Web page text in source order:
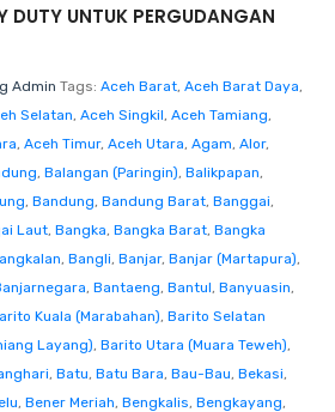
DUTY UNTUK PERGUDANGAN
Admin Tags: Aceh Barat, Aceh Barat Daya,
Selatan, Aceh Singkil, Aceh Tamiang,
, Aceh Timur, Aceh Utara, Agam, Alor,
, Balangan (Paringin), Balikpapan,
, Bandung, Bandung Barat, Banggai,
Laut, Bangka, Bangka Barat, Bangka
, Bangli, Banjar, Banjar (Martapura),
, Bantaeng, Bantul, Banyuasin,
Kuala (Marabahan), Barito Selatan
Layang), Barito Utara (Muara Teweh),
, Batu, Batu Bara, Bau-Bau, Bekasi,
, Bener Meriah, Bengkalis, Bengkayang,